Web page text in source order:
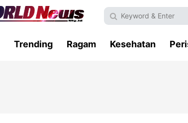
Trending Ragam Kesehatan